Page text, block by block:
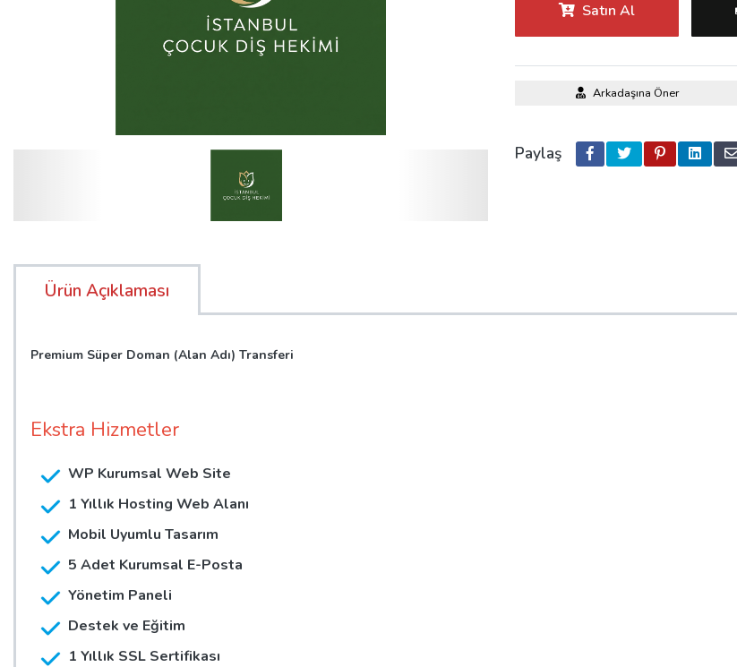
Satın Al
Arkadaşına Öner
Paylaş
Ürün Açıklaması
Premium Süper Doman (Alan Adı) Transferi
Ekstra Hizmetler
WP Kurumsal Web Site
1 Yıllık Hosting Web Alanı
Mobil Uyumlu Tasarım
5 Adet Kurumsal E-Posta
Yönetim Paneli
Destek ve Eğitim
1 Yıllık SSL Sertifikası